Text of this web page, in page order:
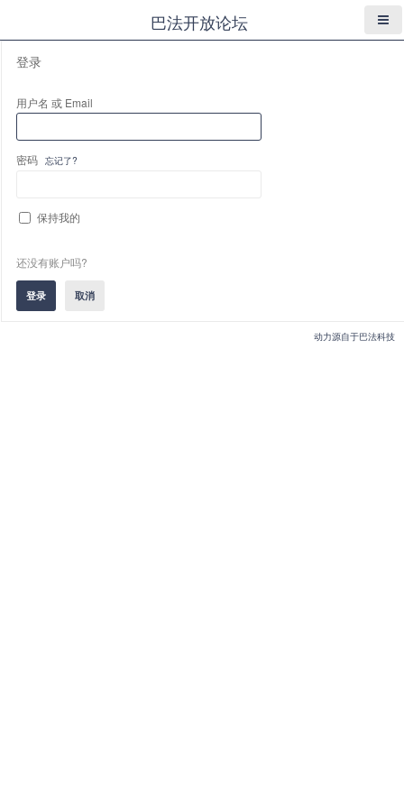
巴法开放论坛
登录
用户名 或 Email
密码 忘记了?
保持我的
还没有账户吗?
动力源自于巴法科技